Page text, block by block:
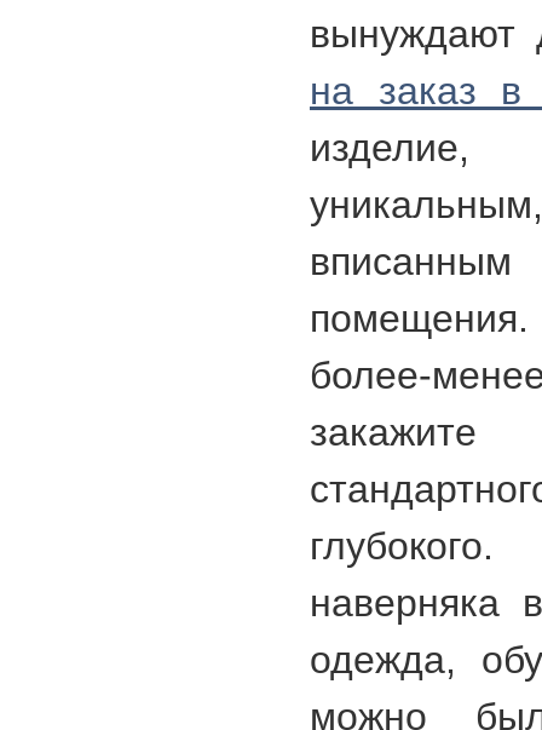
вынуждают
на заказ
более-
наверняка
одежда,
можно